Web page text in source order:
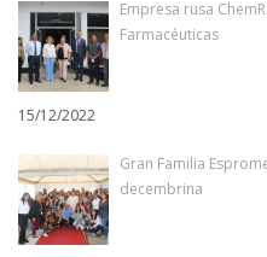
Empresa rusa
Farmacéuticas
15/12/2022
Gran Familia
decembrina